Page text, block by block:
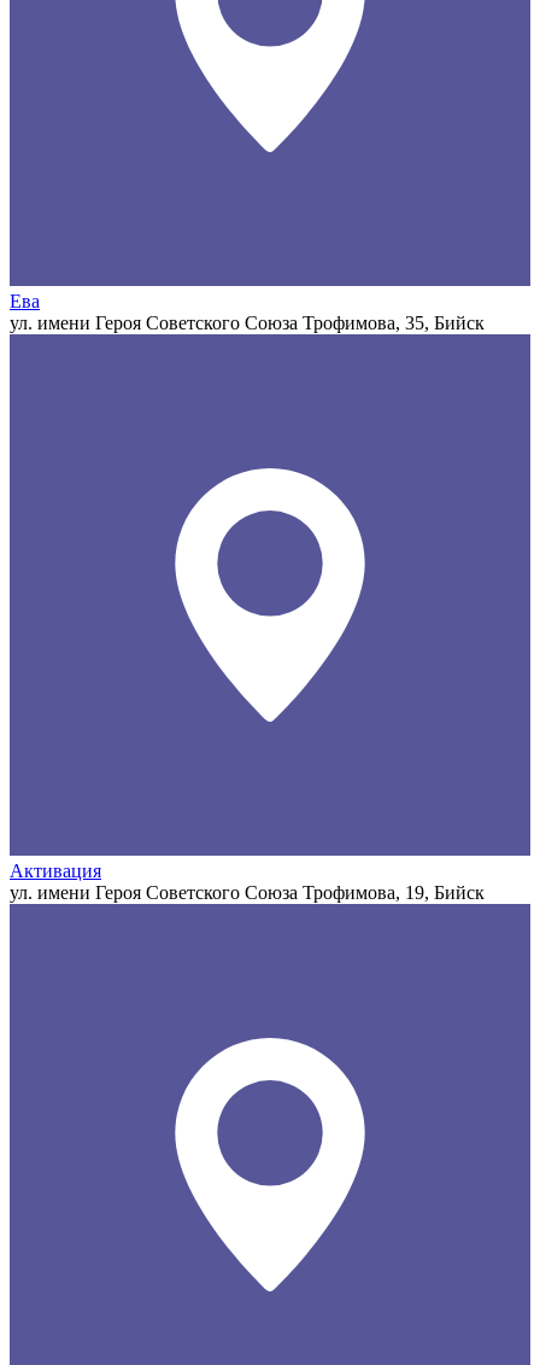
Ева
ул. имени Героя Советского Союза Трофимова, 35, Бийск
Активация
ул. имени Героя Советского Союза Трофимова, 19, Бийск